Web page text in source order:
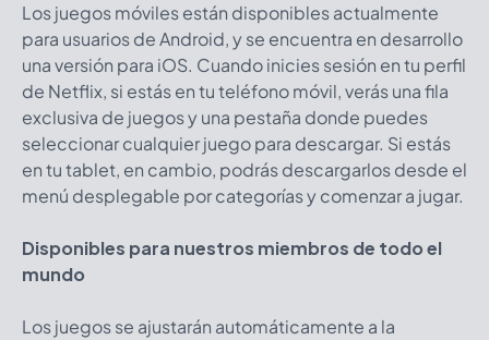
Los juegos móviles están disponibles actualmente
para usuarios de Android, y se encuentra en desarrollo
una versión para iOS. Cuando inicies sesión en tu perfil
de Netflix, si estás en tu teléfono móvil, verás una fila
exclusiva de juegos y una pestaña donde puedes
seleccionar cualquier juego para descargar. Si estás
en tu tablet, en cambio, podrás descargarlos desde el
menú desplegable por categorías y comenzar a jugar.
Disponibles para nuestros miembros de todo el
mundo
Los juegos se ajustarán automáticamente a la